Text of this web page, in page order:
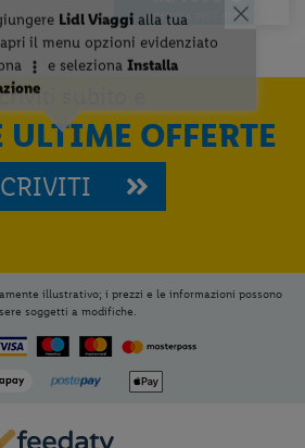
a persona per 7 notti
subito e
OFFERTE
illustrativo; i prezzi e le informazioni possono
soggetti a modifiche.